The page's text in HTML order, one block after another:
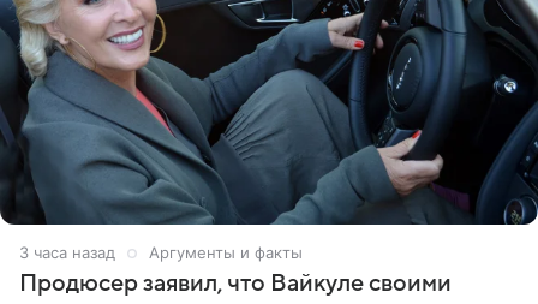
3 часа назад Аргументы и факты
Продюсер заявил, что Вайкуле своими